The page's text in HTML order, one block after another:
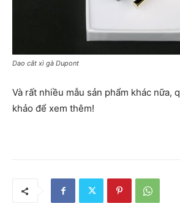
Dao cắt xì gà Dupont
Và rất nhiều mẫu sản phẩm khác nữa,
khảo để xem thêm!